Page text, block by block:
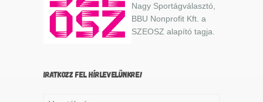
Nagy Sportágválasztó,
BBU Nonprofit Kft. a
SZEOSZ alapító tagja.
IRATKOZZ FEL HÍRLEVELÜNKRE!